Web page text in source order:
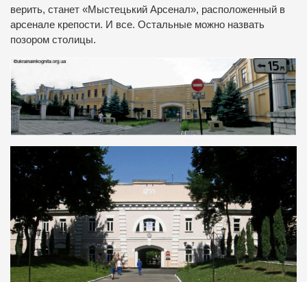
верить, станет «Мыстецький Арсенал», расположенный в
арсенале крепости. И все. Остальные можно назвать
позором столицы.